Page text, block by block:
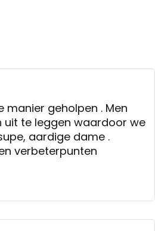
manier geholpen . Men
uit te leggen waardoor we
aardige dame .
verbeterpunten